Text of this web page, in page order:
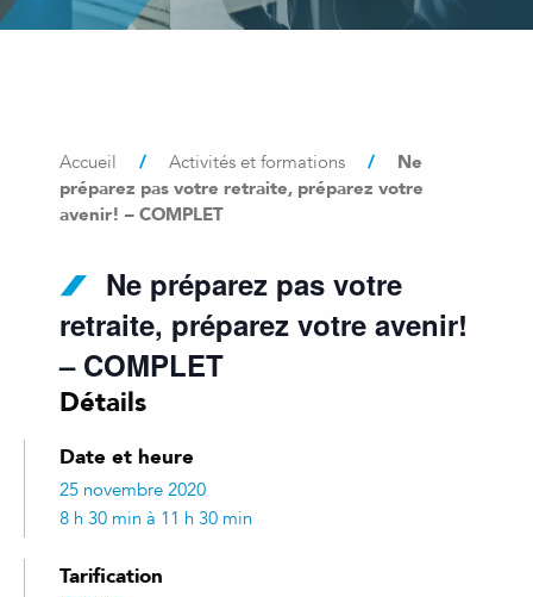
Accueil / Activités et formations /
Ne
préparez pas votre retraite, préparez votre
avenir! – COMPLET
Ne préparez pas votre
retraite, préparez votre avenir!
– COMPLET
Détails
Date et heure
25 novembre 2020
8 h 30 min à 11 h 30 min
Tarification